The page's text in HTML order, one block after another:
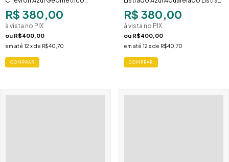
Sofisticado
R$ 380,00
à vista no PIX
ou R$400,00
em até 12 x de R$40,70
Irregulares
R$ 380,00
à vista no PIX
ou R$400,00
em até 12 x de R$40,70